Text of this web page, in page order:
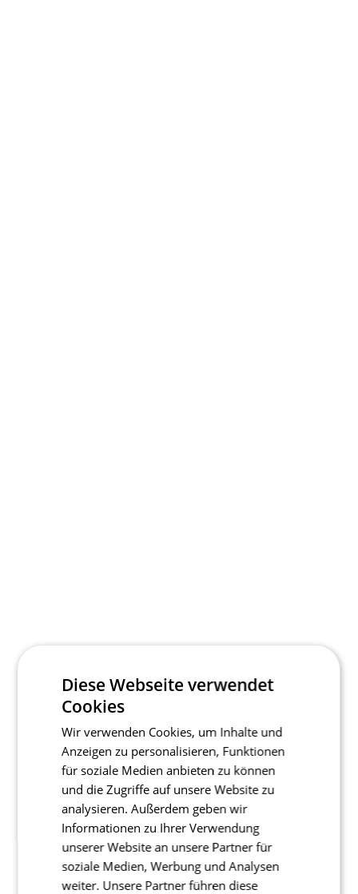
Diese Webseite verwendet
Cookies
Wir verwenden Cookies, um Inhalte und
Anzeigen zu personalisieren, Funktionen
für soziale Medien anbieten zu können
und die Zugriffe auf unsere Website zu
analysieren. Außerdem geben wir
Informationen zu Ihrer Verwendung
unserer Website an unsere Partner für
soziale Medien, Werbung und Analysen
weiter. Unsere Partner führen diese